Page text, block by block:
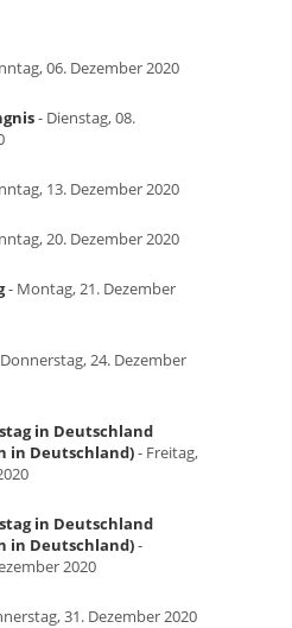
06. Dezember 2020
- Dienstag, 08.
13. Dezember 2020
20. Dezember 2020
- Montag, 21. Dezember
24. Dezember
in Deutschland
in Deutschland)- Freitag,
in Deutschland
in Deutschland)-
2020
31. Dezember 2020